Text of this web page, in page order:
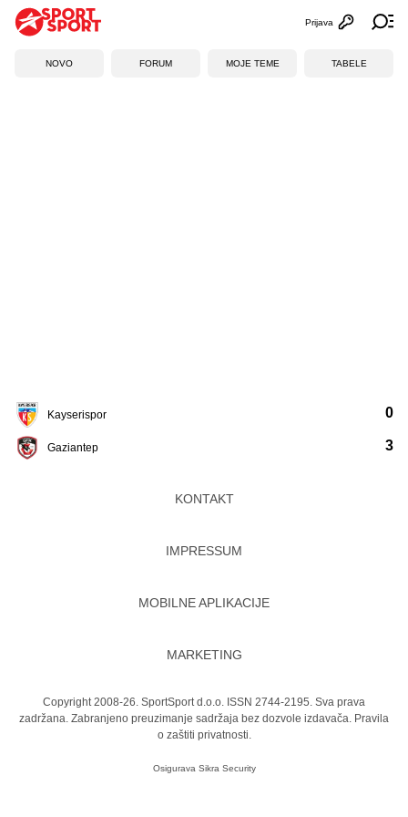
Otvori
Prijava
NOVO FORUM MOJE TEME TABELE
Kayserispor
Gaziantep
0
3
KONTAKT
IMPRESSUM
MOBILNE APLIKACIJE
MARKETING
Copyright 2008-26. SportSport d.o.o. ISSN 2744-2195. Sva prava
zadržana. Zabranjeno preuzimanje sadržaja bez dozvole izdavača. Pravila
o zaštiti privatnosti.
Osigurava Sikra Security